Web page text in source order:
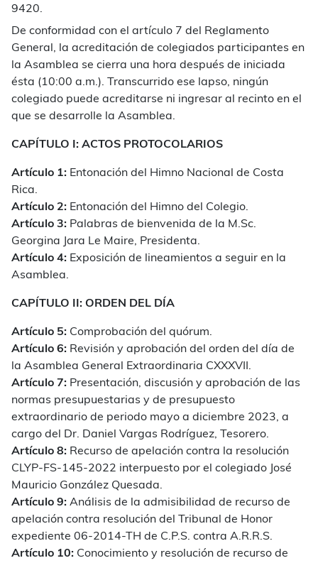
9420.
De conformidad con el artículo 7 del Reglamento
General, la acreditación de colegiados participantes en
la Asamblea se cierra una hora después de iniciada
ésta (10:00 a.m.). Transcurrido ese lapso, ningún
colegiado puede acreditarse ni ingresar al recinto en el
que se desarrolle la Asamblea.
CAPÍTULO I: ACTOS PROTOCOLARIOS
Artículo 1: Entonación del Himno Nacional de Costa
Rica.
Artículo 2: Entonación del Himno del Colegio.
Artículo 3: Palabras de bienvenida de la M.Sc.
Georgina Jara Le Maire, Presidenta.
Artículo 4: Exposición de lineamientos a seguir en la
Asamblea.
CAPÍTULO II: ORDEN DEL DÍA
Artículo 5: Comprobación del quórum.
Artículo 6: Revisión y aprobación del orden del día de
la Asamblea General Extraordinaria CXXXVII.
Artículo 7: Presentación, discusión y aprobación de las
normas presupuestarias y de presupuesto
extraordinario de periodo mayo a diciembre 2023, a
cargo del Dr. Daniel Vargas Rodríguez, Tesorero.
Artículo 8: Recurso de apelación contra la resolución
CLYP-FS-145-2022 interpuesto por el colegiado José
Mauricio González Quesada.
Artículo 9: Análisis de la admisibilidad de recurso de
apelación contra resolución del Tribunal de Honor
expediente 06-2014-TH de C.P.S. contra A.R.R.S.
Artículo 10: Conocimiento y resolución de recurso de